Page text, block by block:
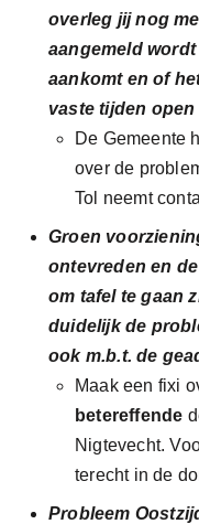
overleg jij nog
aangemeld
aankomt en of
vaste tijden
De Gemeente
over de
Tol neemt
Groen
ontevreden en
om tafel te gaan
duidelijk de
ook m.b.t. de
Maak een fixi
betereffende
Nigtevecht.
terecht in de
Probleem